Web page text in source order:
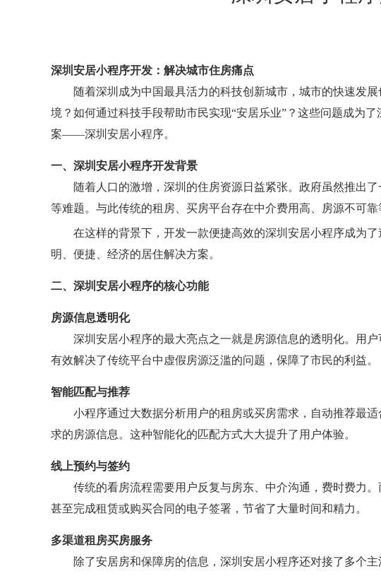
深圳安居小程序开发：解决城市住房痛点
随着深圳成为中国最具活力的科技创新城市，城市的快速发
境？如何通过科技手段帮助市民实现“安居乐业”？这些问题成为
案——深圳安居小程序。
一、深圳安居小程序开发背景
随着人口的激增，深圳的住房资源日益紧张。政府虽然推出
等难题。与此传统的租房、买房平台存在中介费用高、房源不可
在这样的背景下，开发一款便捷高效的深圳安居小程序成为
明、便捷、经济的居住解决方案。
二、深圳安居小程序的核心功能
房源信息透明化
深圳安居小程序的最大亮点之一就是房源信息的透明化。用
有效解决了传统平台中虚假房源泛滥的问题，保障了市民的利益。
智能匹配与推荐
小程序通过大数据分析用户的租房或买房需求，自动推荐最
求的房源信息。这种智能化的匹配方式大大提升了用户体验。
线上预约与签约
传统的看房流程需要用户反复与房东、中介沟通，费时费力
甚至完成租赁或购买合同的电子签署，节省了大量时间和精力。
多渠道租房买房服务
除了安居房和保障房的信息，深圳安居小程序还对接了多个